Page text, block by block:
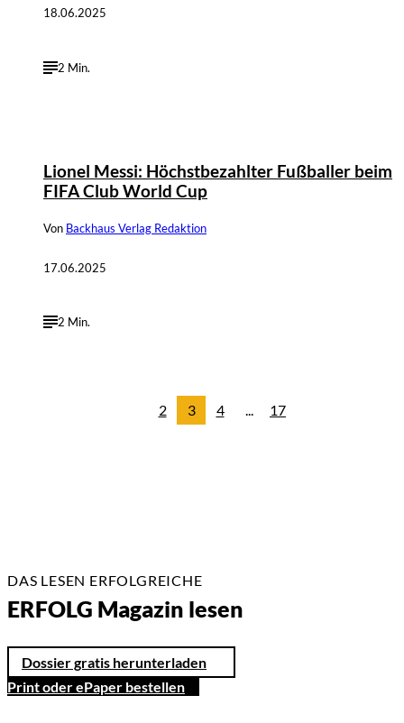
18.06.2025
2 Min.
Lionel Messi: Höchstbezahlter Fußballer beim
FIFA Club World Cup
Von Backhaus Verlag Redaktion
17.06.2025
2 Min.
2 3 4 ... 17
DAS LESEN ERFOLGREICHE
ERFOLG Magazin lesen
Dossier gratis herunterladen
Print oder ePaper bestellen